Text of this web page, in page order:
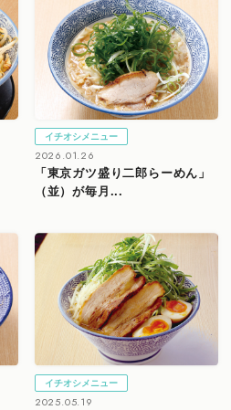
イチオシメニュー
2026.01.26
「東京ガツ盛り二郎らーめん」
（並）が毎月...
イチオシメニュー
2025.05.19